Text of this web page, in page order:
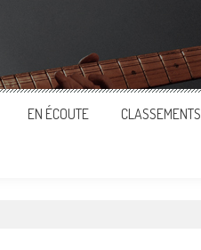
EN ÉCOUTE CLASSEMENTS